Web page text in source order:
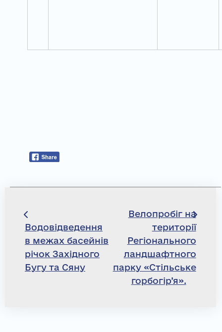
Навігація
записів
Водовідведення
в межах басейнів
річок Західного
Бугу та Сяну
Велопробіг на
території
Регіонального
ландшафтного
парку «Стільське
горбогір’я».